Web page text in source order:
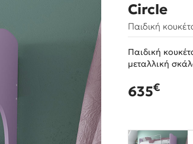
Circle
Παιδική
Παιδική
μεταλλική
635€